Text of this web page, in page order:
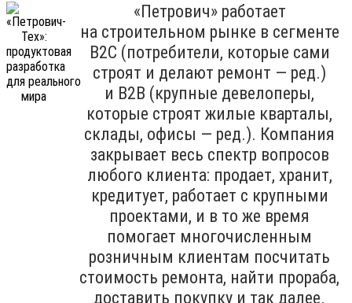
«Петрович» работает
на строительном рынке в сегменте
B2C (потребители, которые сами
строят и делают ремонт — ред.)
и B2B (крупные девелоперы,
которые строят жилые кварталы,
склады, офисы — ред.). Компания
закрывает весь спектр вопросов
любого клиента: продает, хранит,
кредитует, работает с крупными
проектами, и в то же время
помогает многочисленным
розничным клиентам посчитать
стоимость ремонта, найти прораба,
доставить покупку и так далее.